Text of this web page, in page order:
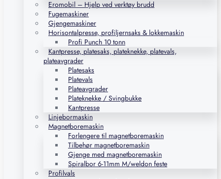
Eromobil – Hjelp ved verktøy brudd
Fugemaskiner
Gjengemaskiner
Horisontalpresse, profiljernsaks & lokkemaskin
Profi Punch 10 tonn
Kantpresse, platesaks, plateknekke, platevals,
plateavgrader
Platesaks
Platevals
Plateavgrader
Plateknekke / Svingbukke
Kantpresse
Linjebormaskin
Magnetboremaskin
Forlengere til magnetboremaskin
Tilbehør magnetboremaskin
Gjenge med magnetboremaskin
Spiralbor 6-11mm M/weldon feste
Profilvals